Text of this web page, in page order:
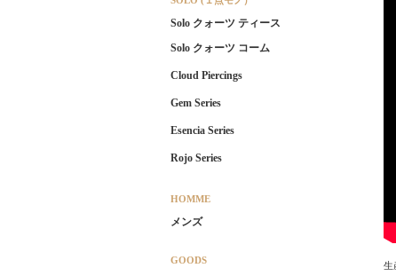
生
Solo クォーツ ティース
Solo クォーツ コーム
Cloud Piercings
Gem Series
Esencia Series
Rojo Series
HOMME
メンズ
GOODS